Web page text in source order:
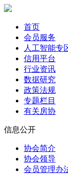
首页
会员服务
人工智能专
信用平台
行业资讯
数据研究
政策法规
专题栏目
有关房协
信息公开
协会简介
协会领导
会员管理办